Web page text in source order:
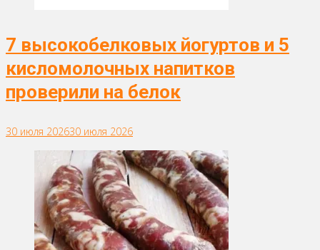
7 высокобелковых йогуртов и 5
кисломолочных напитков
проверили на белок
30 июля 202630 июля 2026